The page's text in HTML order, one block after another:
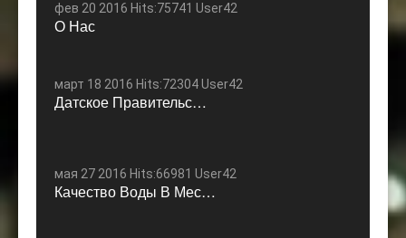
фев 20 2016 Hits:75741 User42
О Нас
март 18 2016 Hits:72304 User42
Датское Правительс…
мая 27 2016 Hits:66981 User42
Качество Воды В Мес…